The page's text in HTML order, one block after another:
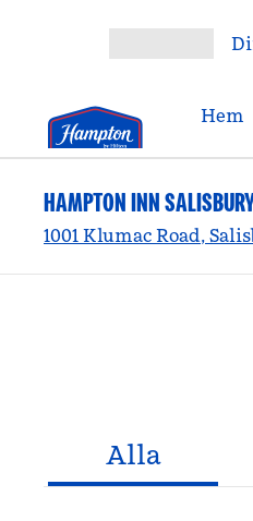
Hem
HAMPTON INN
1001 Klumac Road,
Alla